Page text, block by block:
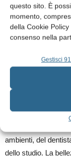
questo sito. È
momento,
della Cookie
consenso nella
Gestisci
che siamo tenuti a
affidarsi alle nostre
crea un ambiente
che si adatta al
alle esigenze
ambienti, del
dello studio. La